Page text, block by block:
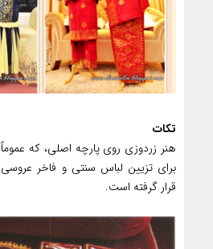
تکات
هنر زردوزی روی پارچه اصلی، که
برای تزیین لباس سنتی و فاخر عروسی
قرار گرفته است.